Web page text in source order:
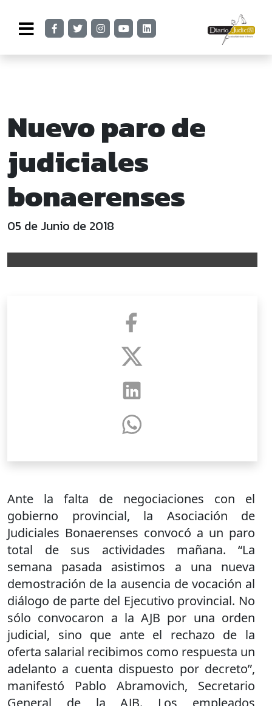
Nuevo paro de
judiciales
bonaerenses
05 de Junio de 2018
Ante la falta de negociaciones con el
gobierno provincial, la Asociación de
Judiciales Bonaerenses convocó a un paro
total de sus actividades mañana. “La
semana pasada asistimos a una nueva
demostración de la ausencia de vocación al
diálogo de parte del Ejecutivo provincial. No
sólo convocaron a la AJB por una orden
judicial, sino que ante el rechazo de la
oferta salarial recibimos como respuesta un
adelanto a cuenta dispuesto por decreto”,
manifestó Pablo Abramovich, Secretario
General de la AJB. Los empleados